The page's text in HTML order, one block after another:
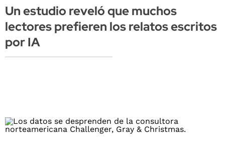
Un estudio reveló que muchos
lectores prefieren los relatos escritos
por IA